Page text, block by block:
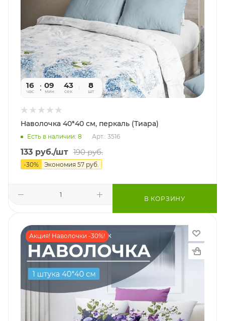
16
час
09
мин
41
сек
8
шт
Наволочка 40*40 см, перкаль (Тиара)
Есть в наличии: 8 Арт.: 3516
133 руб./шт 190руб.
-30% Экономия 57 руб.
В КОРЗИНУ
Акция! Наволочки -30%!